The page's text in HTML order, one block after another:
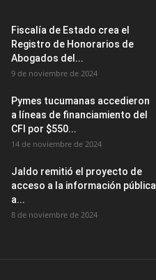
Fiscalía de Estado crea el
Registro de Honorarios de
Abogados del...
9 de noviembre de 2024
Pymes tucumanas accedieron
a líneas de financiamiento del
CFI por $550...
14 de noviembre de 2024
Jaldo remitió el proyecto de
acceso a la información pública
a...
8 de noviembre de 2024